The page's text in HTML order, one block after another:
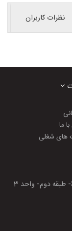
نظرات کاربران
ما
های شغلی